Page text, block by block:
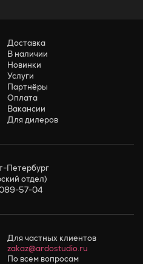
Доставка
В наличии
Новинки
Услуги
Партнёры
Оплата
Вакансии
Для дилеров
Петербург
отдел)
57-04
Для частных клиентов
zakaz@ardostudio.ru
По всем вопросам